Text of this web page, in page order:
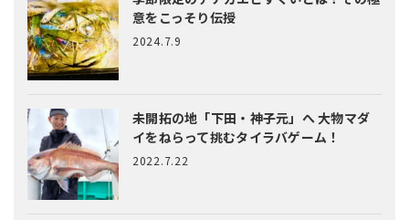
意をこっそり伝授
2024.7.9
未開拓の地「下田・神子元」へ大物マダ
イをねらって挑むタイラバゲーム！
2022.7.22